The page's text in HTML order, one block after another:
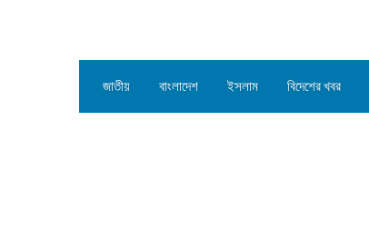
জাতীয় বাংলাদেশ ইসলাম বিদেশের খবর